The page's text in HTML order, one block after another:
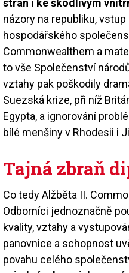
stran i ke škodlivým
názory na republiku,
hospodářského
Commonwealthem a
to vše Společenství
vztahy pak poškodily
Suezská krize, při níž
Egypta, a ignorování
bílé menšiny v Rhodesii i
Tajná zbraň
Co tedy Alžběta II.
Odborníci jednoznačně
kvality, vztahy a
panovnice a schopnost
povahu celého